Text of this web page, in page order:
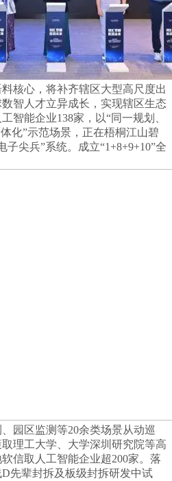
核心，将补齐辖区大型高尺度出
智人才立异成长，实现辖区生态
智能企业138家，以“同一规划、
化”示范场景，正在梧桐江山碧
尖兵”系统。成立“1+8+9+10”全
园区监测等20余类场景从动巡
理工大学、大学深圳研究院等高
信取人工智能企业超200家。落
先辈封拆及板级封拆研发中试